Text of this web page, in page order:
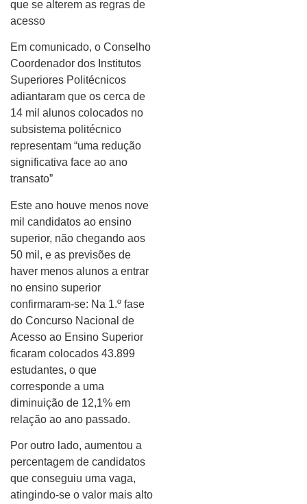
que se alterem as regras de
acesso
Em comunicado, o Conselho
Coordenador dos Institutos
Superiores Politécnicos
adiantaram que os cerca de
14 mil alunos colocados no
subsistema politécnico
representam “uma redução
significativa face ao ano
transato”
Este ano houve menos nove
mil candidatos ao ensino
superior, não chegando aos
50 mil, e as previsões de
haver menos alunos a entrar
no ensino superior
confirmaram-se: Na 1.º fase
do Concurso Nacional de
Acesso ao Ensino Superior
ficaram colocados 43.899
estudantes, o que
corresponde a uma
diminuição de 12,1% em
relação ao ano passado.
Por outro lado, aumentou a
percentagem de candidatos
que conseguiu uma vaga,
atingindo-se o valor mais alto